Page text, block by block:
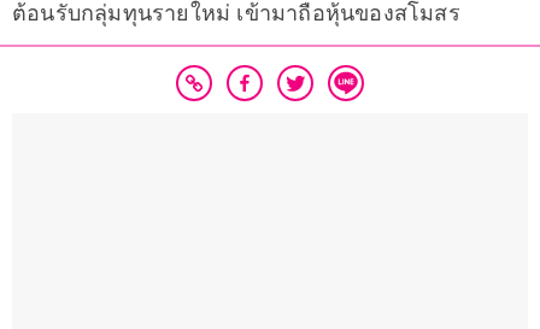
ต้อนรับกลุ่มทุนรายใหม่ เข้ามาถือหุ้นของสโมสร